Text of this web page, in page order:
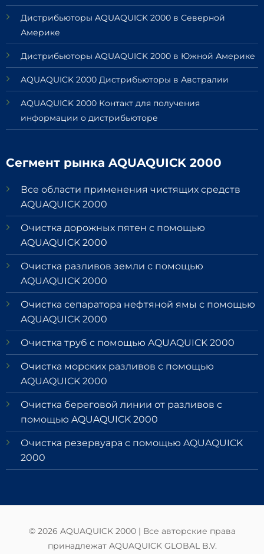
Дистрибьюторы AQUAQUICK 2000 в Северной
Америке
Дистрибьюторы AQUAQUICK 2000 в Южной Америке
AQUAQUICK 2000 Дистрибьюторы в Австралии
AQUAQUICK 2000 Контакт для получения
информации о дистрибьюторе
Сегмент рынка AQUAQUICK 2000
Все области применения чистящих средств
AQUAQUICK 2000
Очистка дорожных пятен с помощью
AQUAQUICK 2000
Очистка разливов земли с помощью
AQUAQUICK 2000
Очистка сепаратора нефтяной ямы с помощью
AQUAQUICK 2000
Очистка труб с помощью AQUAQUICK 2000
Очистка морских разливов с помощью
AQUAQUICK 2000
Очистка береговой линии от разливов с
помощью AQUAQUICK 2000
Очистка резервуара с помощью AQUAQUICK
2000
© 2026 AQUAQUICK 2000 | Все авторские права
принадлежат AQUAQUICK GLOBAL B.V.